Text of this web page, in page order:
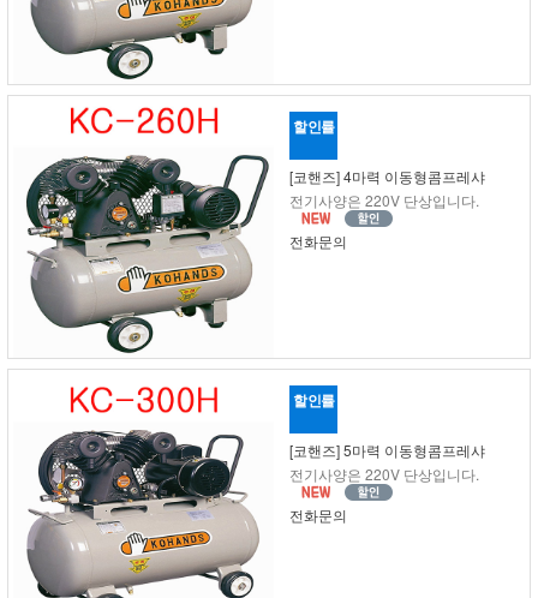
할인률
[코핸즈] 4마력 이동형콤프레샤
전기사양은 220V 단상입니다.
전화문의
할인률
[코핸즈] 5마력 이동형콤프레샤
전기사양은 220V 단상입니다.
전화문의